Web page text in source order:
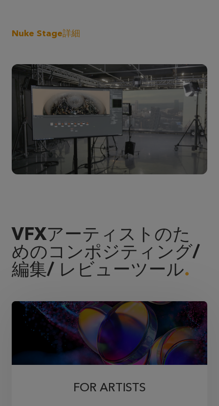
Nuke Stage詳細
VFXアーティストのた
めのコンポジティング/
編集/ レビューツール
FOR ARTISTS